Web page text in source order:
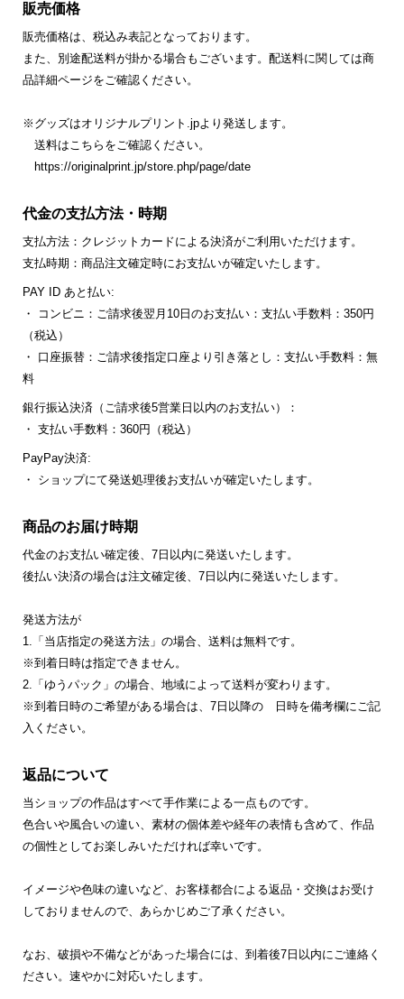
販売価格
販売価格は、税込み表記となっております。
また、別途配送料が掛かる場合もございます。配送料に関しては商
品詳細ページをご確認ください。
※グッズはオリジナルプリント.jpより発送します。
送料はこちらをご確認ください。
https://originalprint.jp/store.php/page/date
代金の支払方法・時期
支払方法：クレジットカードによる決済がご利用いただけます。
支払時期：商品注文確定時にお支払いが確定いたします。
PAY ID あと払い:
・ コンビニ：ご請求後翌月10日のお支払い：支払い手数料：350円
（税込）
・ 口座振替：ご請求後指定口座より引き落とし：支払い手数料：無
料
銀行振込決済（ご請求後5営業日以内のお支払い）：
・ 支払い手数料：360円（税込）
PayPay決済:
・ ショップにて発送処理後お支払いが確定いたします。
商品のお届け時期
代金のお支払い確定後、7日以内に発送いたします。
後払い決済の場合は注文確定後、7日以内に発送いたします。
発送方法が
1.「当店指定の発送方法」の場合、送料は無料です。
※到着日時は指定できません。
2.「ゆうパック」の場合、地域によって送料が変わります。
※到着日時のご希望がある場合は、7日以降の 日時を備考欄にご記
入ください。
返品について
当ショップの作品はすべて手作業による一点ものです。
色合いや風合いの違い、素材の個体差や経年の表情も含めて、作品
の個性としてお楽しみいただければ幸いです。
イメージや色味の違いなど、お客様都合による返品・交換はお受け
しておりませんので、あらかじめご了承ください。
なお、破損や不備などがあった場合には、到着後7日以内にご連絡く
ださい。速やかに対応いたします。